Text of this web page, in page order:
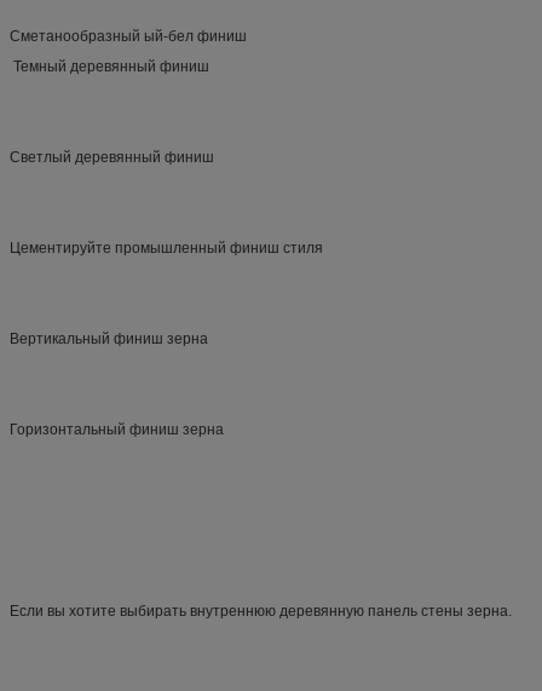
Темный деревянный финиш
Светлый деревянный финиш
Цементируйте промышленный финиш стиля
Вертикальный финиш зерна
Горизонтальный финиш зерна
Если вы хотите выбирать внутреннюю деревянную панель стены зерна.